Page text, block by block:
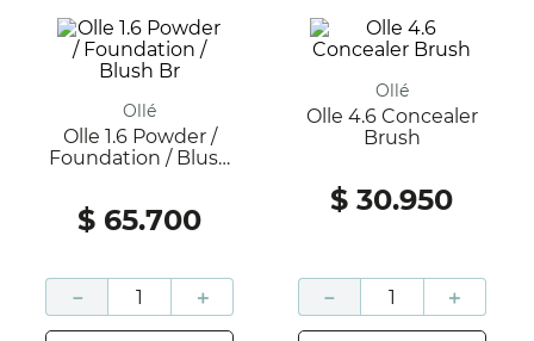
Ollé
Olle 1.6 Powder /
Foundation / Blush
$ 65.700
＋
－
Ollé
Olle 4.6 Concealer
Brush
$ 30.950
＋
－